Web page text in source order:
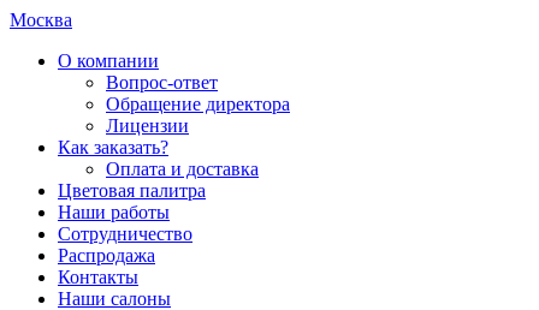
Москва
О компании
Вопрос-ответ
Обращение директора
Лицензии
Как заказать?
Оплата и доставка
Цветовая палитра
Наши работы
Сотрудничество
Распродажа
Контакты
Наши салоны